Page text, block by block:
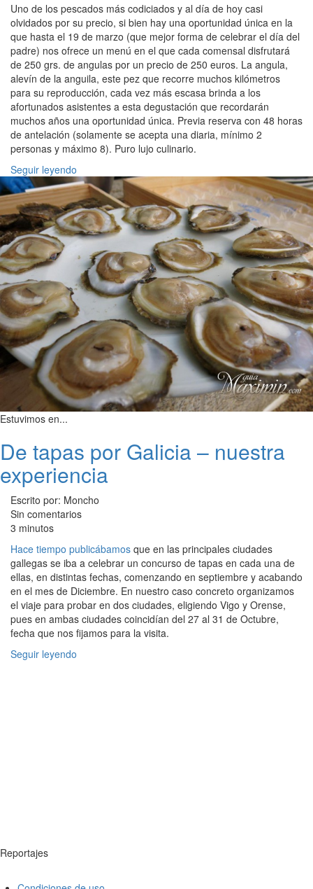
Uno de los pescados más codiciados y al día de hoy casi
olvidados por su precio, si bien hay una oportunidad única en la
que hasta el 19 de marzo (que mejor forma de celebrar el día del
padre) nos ofrece un menú en el que cada comensal disfrutará
de 250 grs. de angulas por un precio de 250 euros. La angula,
alevín de la anguila, este pez que recorre muchos kilómetros
para su reproducción, cada vez más escasa brinda a los
afortunados asistentes a esta degustación que recordarán
muchos años una oportunidad única. Previa reserva con 48 horas
de antelación (solamente se acepta una diaria, mínimo 2
personas y máximo 8). Puro lujo culinario.
Seguir leyendo
Estuvimos en...
De tapas por Galicia – nuestra
experiencia
Escrito por: Moncho
Sin comentarios
3 minutos
Hace tiempo publicábamos que en las principales ciudades
gallegas se iba a celebrar un concurso de tapas en cada una de
ellas, en distintas fechas, comenzando en septiembre y acabando
en el mes de Diciembre. En nuestro caso concreto organizamos
el viaje para probar en dos ciudades, eligiendo Vigo y Orense,
pues en ambas ciudades coincidían del 27 al 31 de Octubre,
fecha que nos fijamos para la visita.
Seguir leyendo
Reportajes